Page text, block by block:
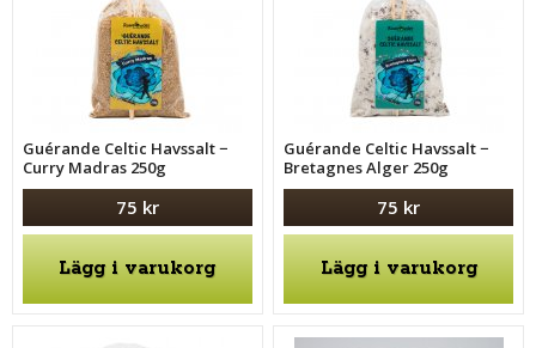
Guérande Celtic Havssalt −
Curry Madras 250g
75 kr
Lägg i varukorg
Guérande Celtic Havssalt −
Bretagnes Alger 250g
75 kr
Lägg i varukorg